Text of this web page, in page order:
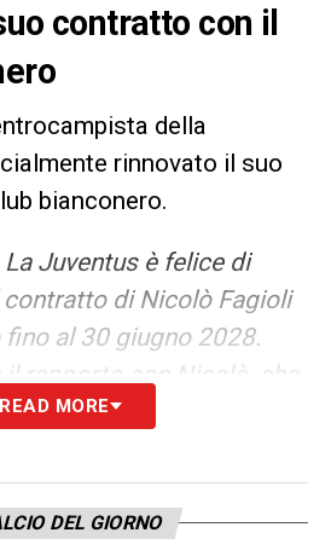
contratto con il
della
rinnovato il suo
bianconero.
La Juventus è felice di
contratto di Nicolò Fagioli
al 30 giugno 2028.
rapporto con Nicolò, che
del settore giovanile,
14 anni.
READ MORE
DEL GIORNO